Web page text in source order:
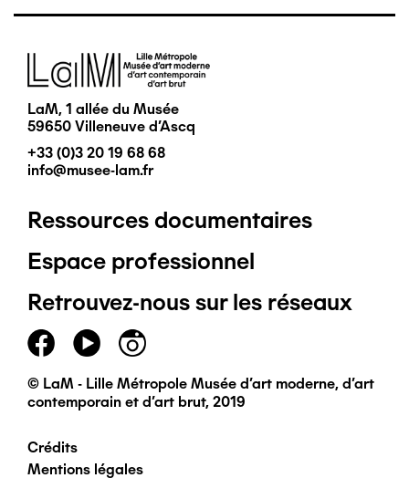
Image
LaM, 1 allée du Musée
59650 Villeneuve d'Ascq
+33 (0)3 20 19 68 68
info@musee-lam.fr
Pied
de
page
principal
Ressources documentaires
Espace professionnel
Retrouvez-nous sur les réseaux
© LaM - Lille Métropole Musée d'art moderne, d'art
contemporain et d'art brut, 2019
Pied
Crédits
Mentions légales